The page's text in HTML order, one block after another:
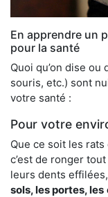
En apprendre un
pour la santé
Quoi qu’on dise ou
souris, etc.) sont
votre santé :
Pour votre
Que ce soit les
c’est de ronger
leurs dents
sols, les portes, les